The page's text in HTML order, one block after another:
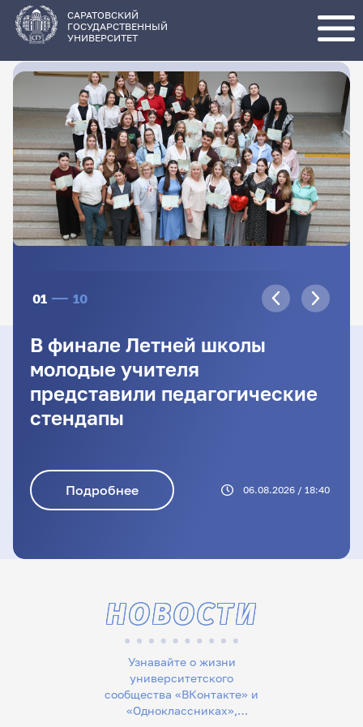
основному
содержанию
САРАТОВСКИЙ
ГОСУДАРСТВЕННЫЙ
УНИВЕРСИТЕТ
01 10
В финале Летней школы
молодые учителя
представили педагогические
стендапы
Подробнее 06.08.2026 / 18:40
Узнавайте о жизни
университетского
сообщества «ВКонтакте» и
«Одноклассниках»,
НОВОСТИ